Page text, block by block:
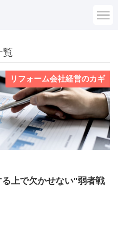
覧
リフォーム会社経営のカギ
上で欠かせない"弱者戦